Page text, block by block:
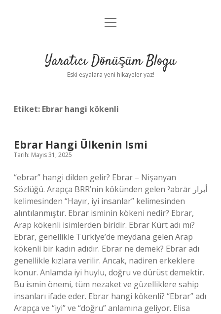
Anasayfa
Yasal Uyarı
menüyü
Yaratıcı Dönüşüm Blogu
Eski eşyalara yeni hikayeler yaz!
Etiket: Ebrar hangi kökenli
Ebrar Hangi Ülkenin Ismi
Tarih: Mayıs 31, 2025
“ebrar” hangi dilden gelir? Ebrar – Nişanyan
Sözlüğü. Arapça BRR’nin kökünden gelen ˀabrār أبرار
kelimesinden “Hayır, iyi insanlar” kelimesinden
alıntılanmıştır. Ebrar isminin kökeni nedir? Ebrar,
Arap kökenli isimlerden biridir. Ebrar Kürt adı mı?
Ebrar, genellikle Türkiye’de meydana gelen Arap
kökenli bir kadın adıdır. Ebrar ne demek? Ebrar adı
genellikle kızlara verilir. Ancak, nadiren erkeklere
konur. Anlamda iyi huylu, doğru ve dürüst demektir.
Bu ismin önemi, tüm nezaket ve güzelliklere sahip
insanları ifade eder. Ebrar hangi kökenli? “Ebrar” adı
Arapça ve “iyi” ve “doğru” anlamına geliyor. Elisa